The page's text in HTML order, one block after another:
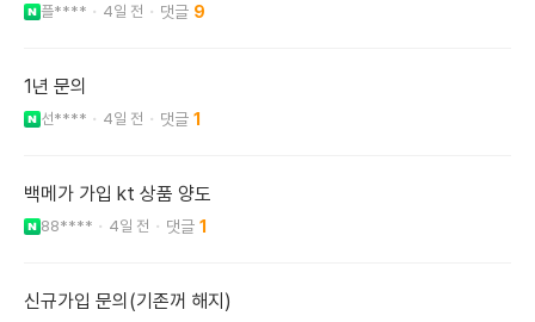
플**** 4일 전 9
1년 문의
선**** 4일 전 1
백메가 가입 kt 상품 양도
88**** 4일 전 1
신규가입 문의(기존꺼 해지)